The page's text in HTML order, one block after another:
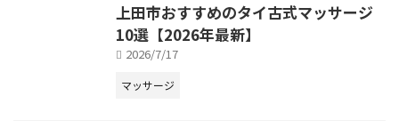
上田市おすすめのタイ古式マッサージ
10選【2026年最新】
2026/7/17
マッサージ